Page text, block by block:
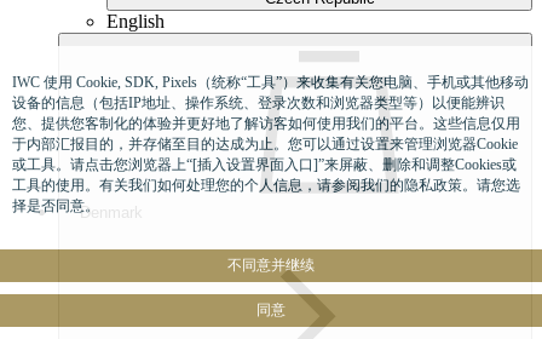
English
Denmark
IWC 使用 Cookie, SDK, Pixels（统称“工具”）来收集有关您电脑、手机或其他移动
设备的信息（包括IP地址、操作系统、登录次数和浏览器类型等）以便能辨识
您、提供您客制化的体验并更好地了解访客如何使用我们的平台。这些信息仅用
于内部汇报目的，并存储至目的达成为止。您可以通过设置来管理浏览器Cookie
或工具。请点击您浏览器上“[插入设置界面入口]”来屏蔽、删除和调整Cookies或
工具的使用。有关我们如何处理您的个人信息，请参阅我们的隐私政策。请您选
择是否同意。
不同意并继续
同意